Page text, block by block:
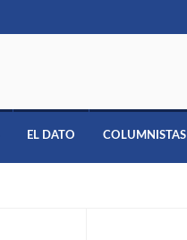
EL DATO COLUMNISTAS